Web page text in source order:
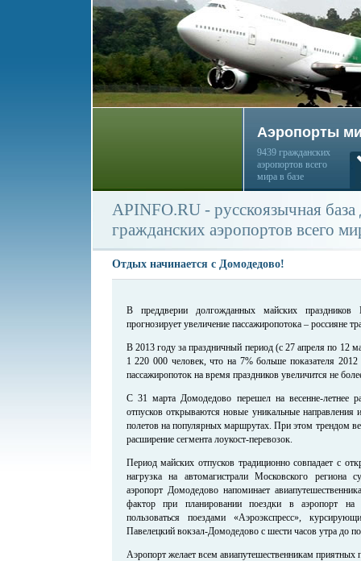
Аэропорты
9439 гражданских
аэропортов всего
мира в базе
APINFO.RU - русскоязычная
гражданских аэропортов всего
Отдых начинается с Домодедово!
В преддверии долгожданных майских праздников
прогнозирует увеличение пассажиропотока – россияне
В 2013 году за праздничный период (с 27 апреля по 12
1 220 000 человек, что на 7% больше показателя
пассажиропоток на время праздников увеличится не
С 31 марта Домодедово перешел на весенне-летнее
отпусков открываются новые уникальные направления
полетов на популярных маршрутах. При этом трендом
расширение сегмента лоукост-перевозок.
Период майских отпусков традиционно совпадает с
нагрузка на автомагистрали Московского региона
аэропорт Домодедово напоминает
фактор при планировании поездки в аэропорт на
пользоваться поездами «Аэроэкспресс»,
Павелецкий вокзал-Домодедово с шести часов утра до
Аэропорт желает всем авиапутешественникам приятных